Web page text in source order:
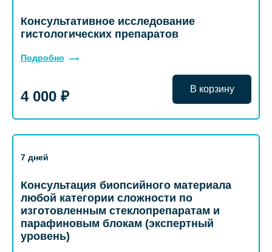
Консультативное исследование
гистологических препаратов
Подробно
4 000 ₽ В корзину
7 дней
Консультация биопсийного материала
любой категории сложности по
изготовленным стеклопрепаратам и
парафиновым блокам (экспертный
уровень)